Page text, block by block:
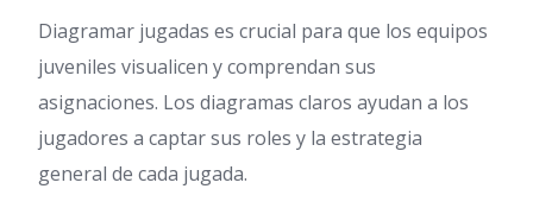
Diagramar jugadas es crucial para que los equipos
juveniles visualicen y comprendan sus
asignaciones. Los diagramas claros ayudan a los
jugadores a captar sus roles y la estrategia
general de cada jugada.